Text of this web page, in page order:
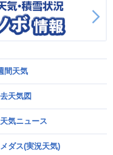
間天気
天気図
気ニュース
ダス(実況天気)